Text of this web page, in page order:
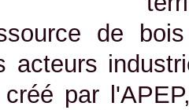
de
acteurs
par